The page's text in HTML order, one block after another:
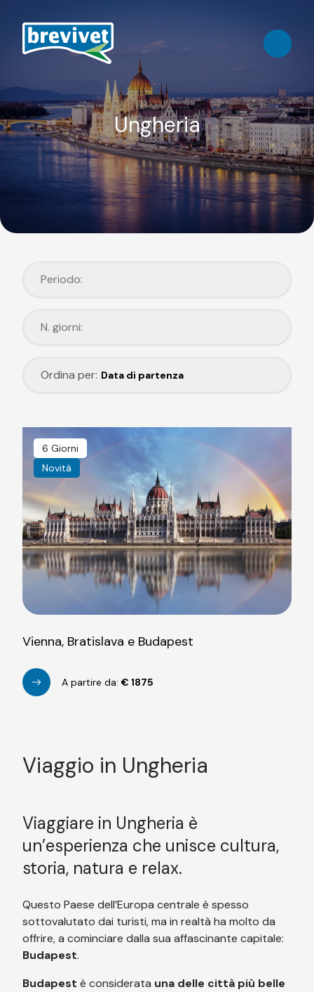
Ungheria
Periodo:
N. giorni:
Ordina per: Data di partenza
6 Giorni
Novità
Vienna, Bratislava e Budapest
A partire da: € 1875
Viaggio in Ungheria
Viaggiare in Ungheria è
un’esperienza che unisce cultura,
storia, natura e relax.
Questo Paese dell’Europa centrale è spesso
sottovalutato dai turisti, ma in realtà ha molto da
offrire, a cominciare dalla sua affascinante capitale:
Budapest.
Budapest è considerata una delle città più belle